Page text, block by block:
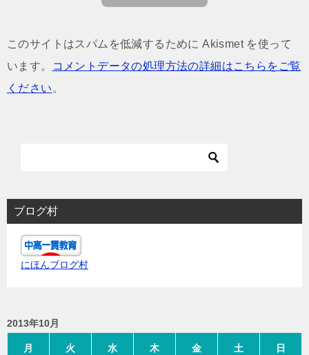
このサイトはスパムを低減するために Akismet を使って
います。
コメントデータの処理方法の詳細はこちらをご覧
ください 。
ブログ村
にほんブログ村
2013年10月
月 火 水 木 金 土 日